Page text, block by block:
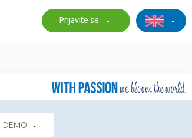
Prijavite se
DEMO